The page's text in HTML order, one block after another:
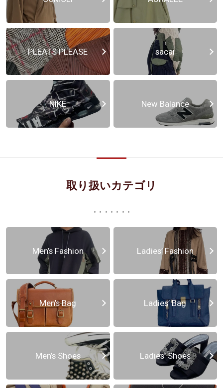
PLEATS PLEASE sacai
NIKE New Balance
取り扱いカテゴリ
Men’s Fashion Ladies’ Fashion
Men’s Bag Ladies’ Bag
Men’s Shoes Ladies’ Shoes